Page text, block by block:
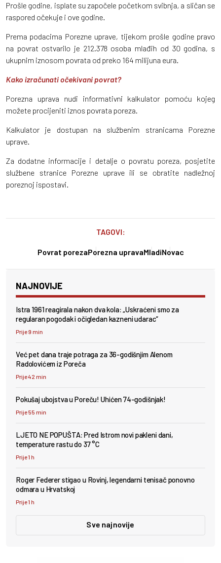
Prošle godine, isplate su započele početkom svibnja, a sličan se
raspored očekuje i ove godine.
Prema podacima Porezne uprave, tijekom prošle godine pravo
na povrat ostvarilo je 212.378 osoba mlađih od 30 godina, s
ukupnim iznosom povrata od preko 164 milijuna eura.
Kako izračunati očekivani povrat?
Porezna uprava nudi informativni kalkulator pomoću kojeg
možete procijeniti iznos povrata poreza.
Kalkulator je dostupan na službenim stranicama Porezne
uprave.
Za dodatne informacije i detalje o povratu poreza, posjetite
službene stranice Porezne uprave ili se obratite nadležnoj
poreznoj ispostavi.
TAGOVI:
Povrat porezaPorezna upravaMladiNovac
NAJNOVIJE
Istra 1961 reagirala nakon dva kola: „Uskraćeni smo za
regularan pogodak i očigledan kazneni udarac“
Prije 9 min
Već pet dana traje potraga za 36-godišnjim Alenom
Radolovićem iz Poreča
Prije 42 min
Pokušaj ubojstva u Poreču! Uhićen 74-godišnjak!
Prije 55 min
LJETO NE POPUŠTA: Pred Istrom novi pakleni dani,
temperature rastu do 37 °C
Prije 1 h
Roger Federer stigao u Rovinj, legendarni tenisač ponovno
odmara u Hrvatskoj
Prije 1 h
Sve najnovije